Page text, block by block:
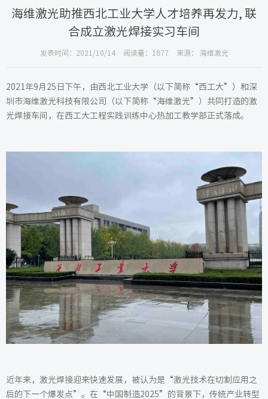
海维激光助推西北工业大学人才培养再发力, 联
合成立激光焊接实习车间
发表时间：2021/10/14 阅读量：1877 来源： 海维激光
2021年9月25日下午，由西北工业大学（以下简称“西工大”）和深
圳市海维激光科技有限公司（以下简称“海维激光”）共同打造的激
光焊接车间，在西工大工程实践训练中心热加工教学部正式落成。
近年来，激光焊接迎来快速发展，被认为是“激光技术在切割应用之
后的下一个爆发点”。在“中国制造2025”的背景下，传统产业转型